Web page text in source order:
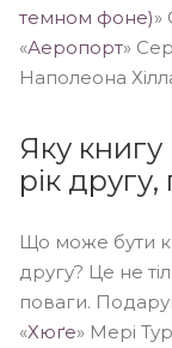
темном фоне)»
«Аеропорт»
Наполеона
Яку
рік другу,
Що може бути
другу? Це не
поваги.
«Хюґе» Мері